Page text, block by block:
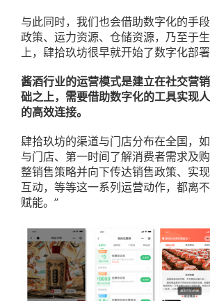
与此同时，我们也会借助数字化的手
政策、运力资源、仓储资源，乃至于
上，肆拾玖坊很早就开始了数字化部署
酱酒行业的运营模式是建立在社交营
础之上，需要借助数字化的工具实现
的高效连接。
肆拾玖坊的渠道与门店分布在全国，
与门店、第一时间了解消费者需求及
整销售策略并向下传达销售政策、实
互动，等等这一系列运营动作，都离
赋能。”